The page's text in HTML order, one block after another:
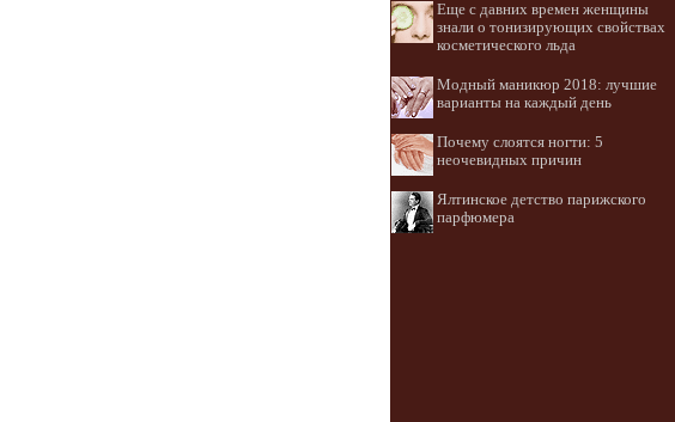
Еще с давних времен женщины
знали о тонизирующих свойствах
косметического льда
Модный маникюр 2018: лучшие
варианты на каждый день
Почему слоятся ногти: 5
неочевидных причин
Ялтинское детство парижского
парфюмера